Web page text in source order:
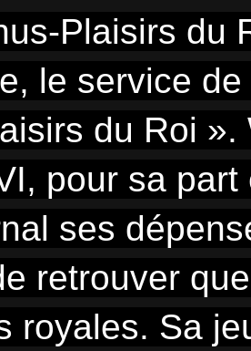
Plaisirs du
le service
du Roi ».
pour sa
ses
retrouver
royales. Sa